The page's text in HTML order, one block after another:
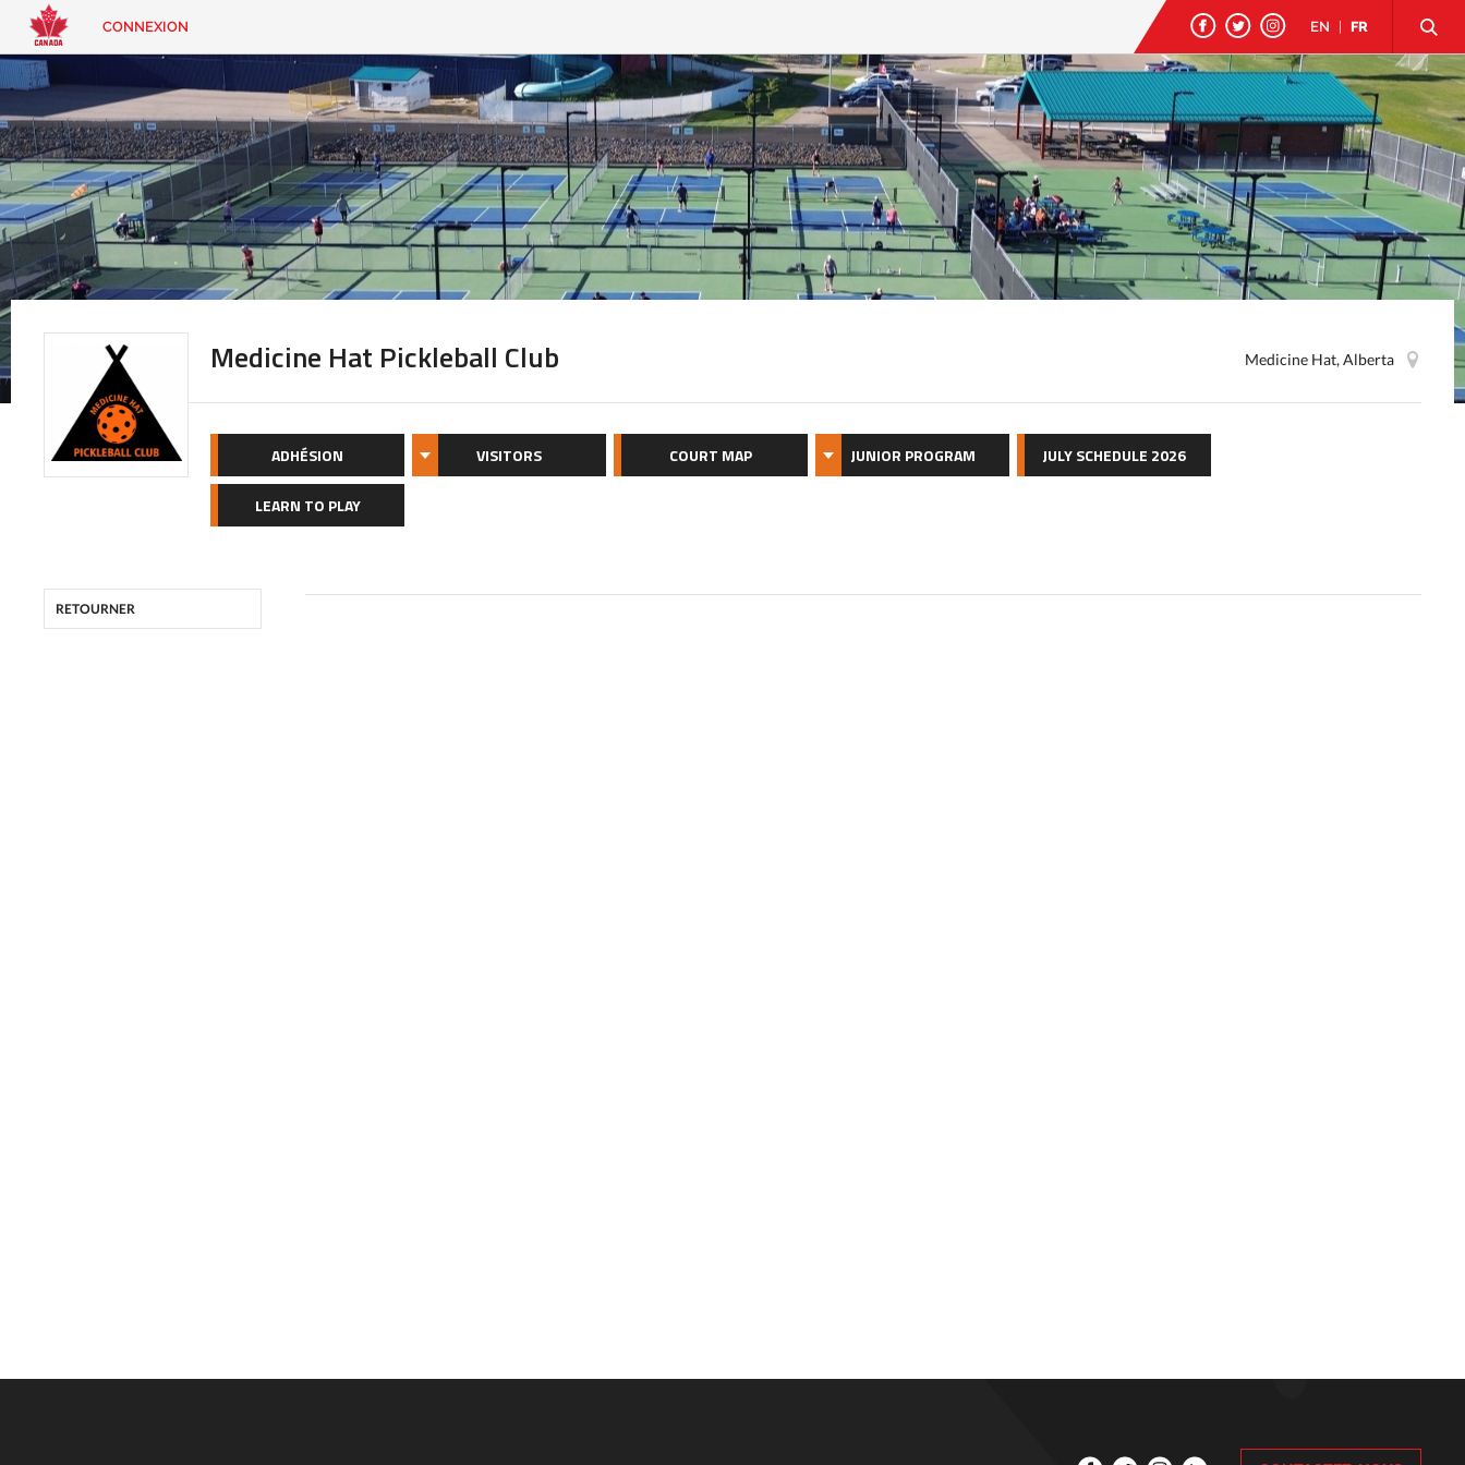
EN
CONNEXION
CONTACT
Vous
cherchez
quelque
chose?
CONNEXION EN FR
Medicine Hat Pickleball Club Medicine Hat, Alberta
ADHÉSION VISITORS COURT MAP JUNIOR PROGRAM JULY SCHEDULE 2026
LEARN TO PLAY
RETOURNER